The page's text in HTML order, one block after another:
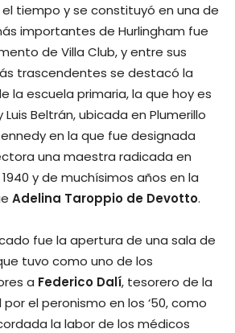
tiempo y se constituyó en una de
importantes de Hurlingham fue
de Villa Club, y entre sus
trascendentes se destacó la
la escuela primaria, la que hoy es
Luis Beltrán, ubicada en Plumerillo
en la que fue designada
una maestra radicada en
y de muchísimos años en la
Adelina Taroppio de Devotto.
fue la apertura de una sala de
tuvo como uno de los
a Federico Dalí, tesorero de la
el peronismo en los ‘50, como
la labor de los médicos